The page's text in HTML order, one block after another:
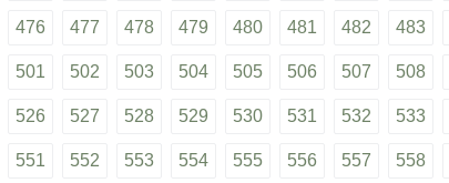
476 477 478 479 480 481 482 483
501 502 503 504 505 506 507 508
526 527 528 529 530 531 532 533
551 552 553 554 555 556 557 558